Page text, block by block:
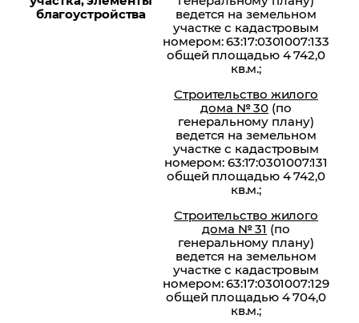
благоустройства
ведется на земельном
участке с кадастровым
номером: 63:17:0301007:133
общей площадью 4 742,0
кв.м.;
Строительство жилого
дома № 30 (по
генеральному плану)
ведется на земельном
участке с кадастровым
номером: 63:17:0301007:131
общей площадью 4 742,0
кв.м.;
Строительство жилого
дома № 31 (по
генеральному плану)
ведется на земельном
участке с кадастровым
номером: 63:17:0301007:129
общей площадью 4 704,0
кв.м.;